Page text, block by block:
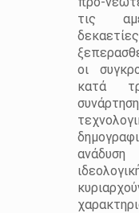
τις
οι
κατά
ανάδυση